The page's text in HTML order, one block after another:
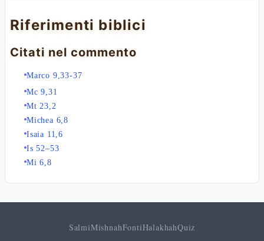
Riferimenti biblici
Citati nel commento
Marco 9,33-37
Mc 9,31
Mt 23,2
Michea 6,8
Isaia 11,6
Is 52–53
Mi 6,8
SalmiMishnahFontiHalakhahQuiz